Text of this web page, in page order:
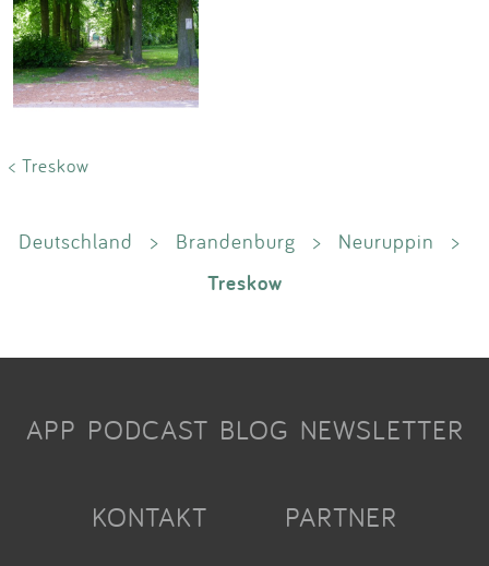
< Treskow
Deutschland > Brandenburg > Neuruppin >
Treskow
APP PODCAST BLOG NEWSLETTER
KONTAKT PARTNER